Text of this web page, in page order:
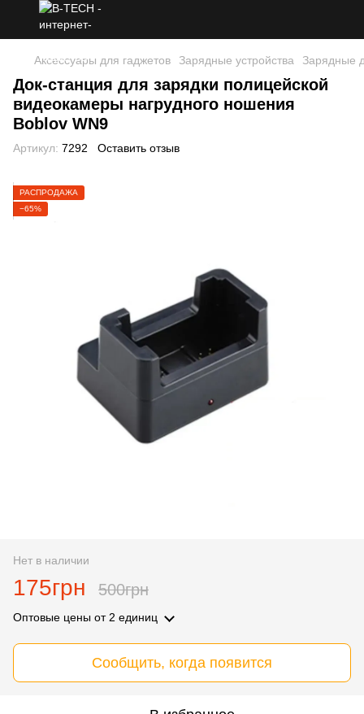
Аксессуары для гаджетов Зарядные устройства Зарядные
Док-станция для зарядки полицейской
видеокамеры нагрудного ношения
Boblov WN9
Артикул: 7292 Оставить отзыв
РАСПРОДАЖА
−65%
Нет в наличии
175грн 500грн
Оптовые цены от 2 единиц
Сообщить, когда появится